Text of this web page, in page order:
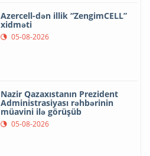
Azercell-dən illik “ZengimCELL”
xidməti
05-08-2026
Nazir Qazaxıstanın Prezident
Administrasiyası rəhbərinin
müavini ilə görüşüb
05-08-2026